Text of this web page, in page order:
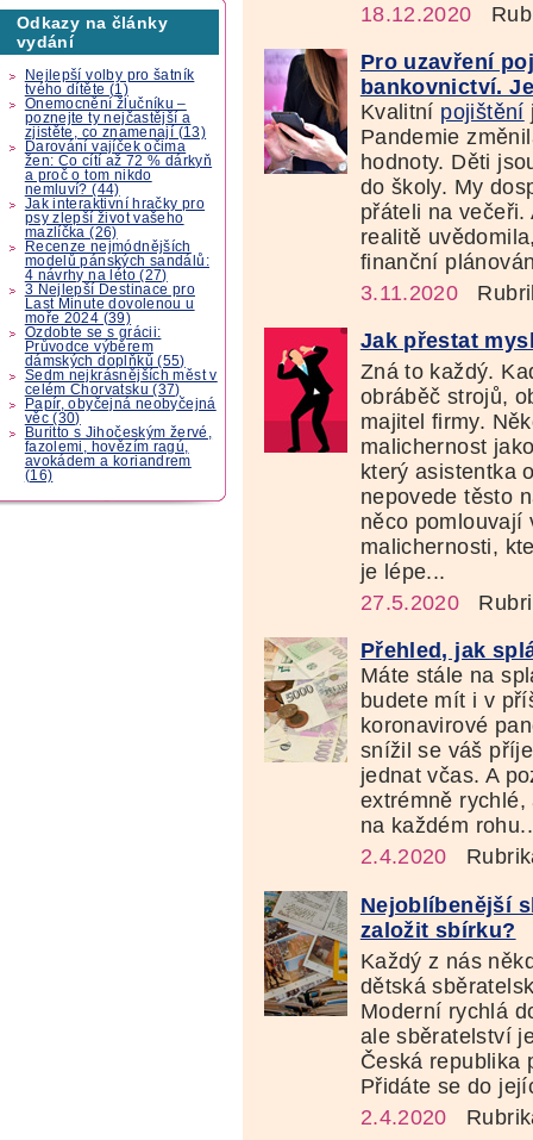
Odkazy na články
vydání
Nejlepší volby pro šatník
tvého dítěte (1)
Onemocnění žlučníku –
poznejte ty nejčastější a
zjistěte, co znamenají (13)
Darování vajíček očima
žen: Co cítí až 72 % dárkyň
a proč o tom nikdo
nemluví? (44)
Jak interaktivní hračky pro
psy zlepší život vašeho
mazlíčka (26)
Recenze nejmódnějších
modelů pánských sandálů:
4 návrhy na léto (27)
3 Nejlepší Destinace pro
Last Minute dovolenou u
moře 2024 (39)
Ozdobte se s grácii:
Průvodce výběrem
dámských doplňků (55)
Sedm nejkrásnějších měst v
celém Chorvatsku (37)
Papír, obyčejná neobyčejná
věc (30)
Buritto s Jihočeským žervé,
fazolemi, hovězím ragú,
avokádem a koriandrem
(16)
18.12.2020
Pro uzavření
bankovnictví.
Kvalitní pojištění
Pandemie
hodnoty. Děti
do školy. My
přáteli na
realitě
finanční
3.11.2020
Jak přestat
Zná to každý.
obráběč strojů,
majitel firmy.
malichernost
který asistentka
nepovede těsto
něco pomlouvají
malichernosti,
je lépe...
27.5.2020
Přehled, jak
Máte stále na
budete mít i v
koronavirové
snížil se váš
jednat včas. A
extrémně
na každém
2.4.2020
Nejoblíbenější
založit sbírku?
Každý z nás
dětská
Moderní rychlá
ale sběratelství
Česká republika
Přidáte se do
2.4.2020